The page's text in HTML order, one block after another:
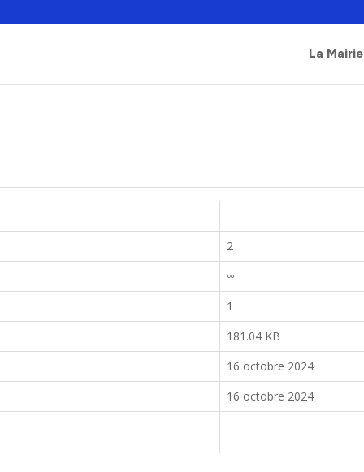
La Mairie
2
∞
1
181.04 KB
16 octobre 2024
16 octobre 2024